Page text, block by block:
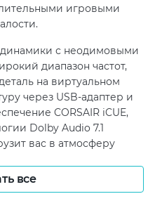
игровыми
с неодимовыми
диапазон частот,
на виртуальном
через USB-адаптер и
CORSAIR iCUE,
Dolby Audio 7.1
вас в атмосферу
с функцией поднятия
все